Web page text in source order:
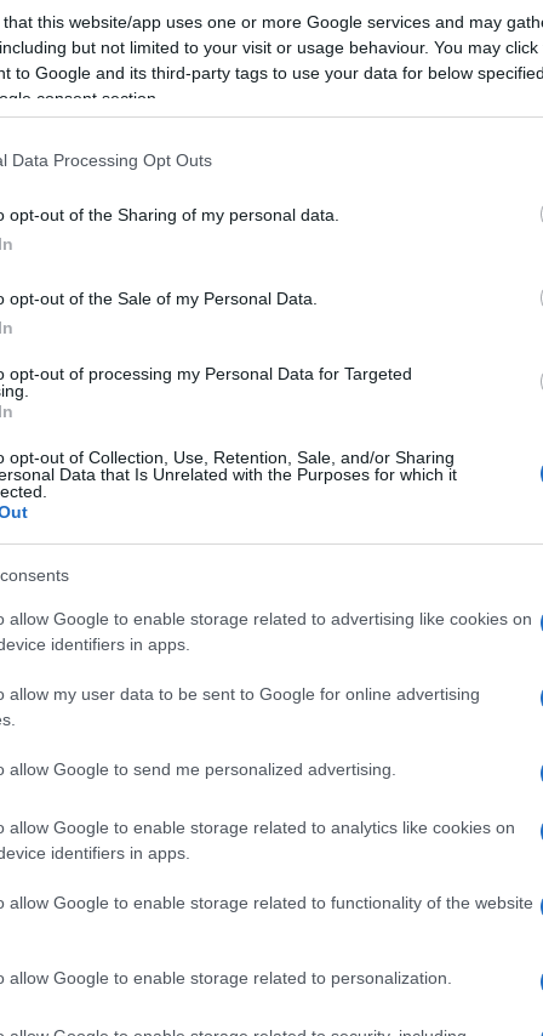
that this website/app uses one or more Google services and may
but not limited to your visit or usage behaviour. You may
to Google and its third-party tags to use your data for below
consent section.
Data Processing Opt Outs
opt-out of the Sharing of my personal data.
opt-out of the Sale of my Personal Data.
opt-out of processing my Personal Data for Targeted
opt-out of Collection, Use, Retention, Sale, and/or Sharing
Data that Is Unrelated with the Purposes for which it
allow Google to enable storage related to advertising like cookies on
identifiers in apps.
allow my user data to be sent to Google for online advertising
allow Google to send me personalized advertising.
allow Google to enable storage related to analytics like cookies on
identifiers in apps.
allow Google to enable storage related to functionality of the website
allow Google to enable storage related to personalization.
για το σύνολο τω δικαιούχων.
που υπάρχουν στο τραπέζι και για τα οποία
είναι πολλά και διαφορετικά. Υπάρχει όμως
την αύξηση των συντάξεων, δεν θα επαναληφθούν
(κατά τις οποίες «ξεπάγωσαν» οι συντάξεις), με
για δύο συνεχόμενα χρόνια, οι αυξήσεις στις
αδικίες να αφορούν κυρίως τους
ευρώ.
παράδειγμα, νέος συνταξιούχος με σύνταξη 1.395
τα 1.400 ευρώ. Με την αύξηση κατά 3% που έλαβε λίγο
σε 1.436,85 ευρώ. Σε αυτό το ποσό επιβλήθηκε η
κλίμακα. Έτσι, κι ενώ η ονομαστική αύξηση ανήλθε
που μέχρι το 2023 λάμβανε σύνταξη 1.695
50,85 ευρώ με τη σύνταξή του να περιορίζεται
το 2024 (στα μεικτά) η σύνταξη ανέβηκε στα
η κράτηση της ΕΑΣ από 3% έγινε 6%, καθώς ο
αποτέλεσμα όχι μόνο να μηδενίζεται η αύξηση, αλλά